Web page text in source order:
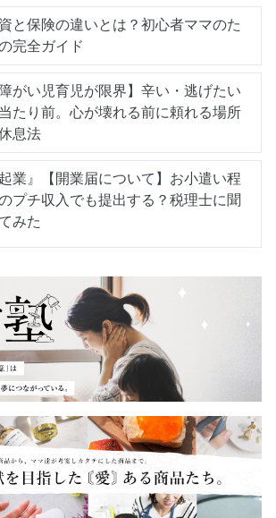
と保険の違いとは？初心者ママのた
完全ガイド
障がい児育児が限界】辛い・逃げたい
たり前。心が壊れる前に頼れる場所
息法
起業』【開業届について】お小遣い程
プチ収入でも提出する？税理士に聞
みた